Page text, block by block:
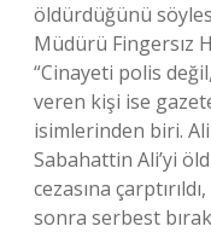
öldürdüğünü
Müdürü Fingersız
“Cinayeti polis
veren kişi ise
isimlerinden biri. Ali
Sabahattin Ali’yi
cezasına
sonra serbest